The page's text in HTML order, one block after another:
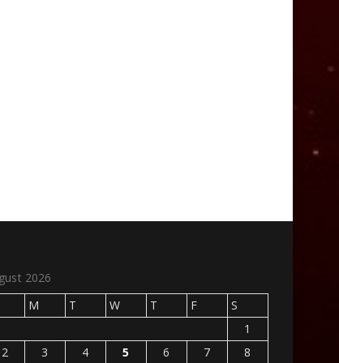
2026
M T W T F
S
1
2
3 4 5 6 7 8